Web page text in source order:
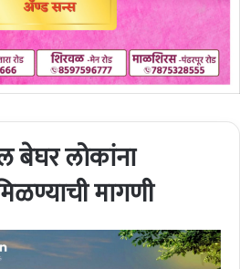
बेघर लोकांना
मागणी